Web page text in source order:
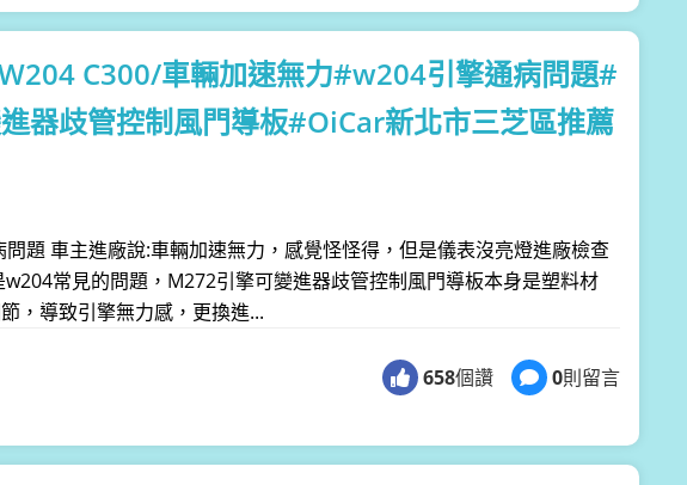
C300/車輛加速無力#w204引擎通病問題#
器歧管控制風門導板#OiCar新北市三芝區推薦
題 車主進廠說:車輛加速無力，感覺怪怪得，但是儀表沒亮燈進廠檢查
常見的問題，M272引擎可變進器歧管控制風門導板本身是塑料材
，導致引擎無力感，更換進...
658個讚 0則留言